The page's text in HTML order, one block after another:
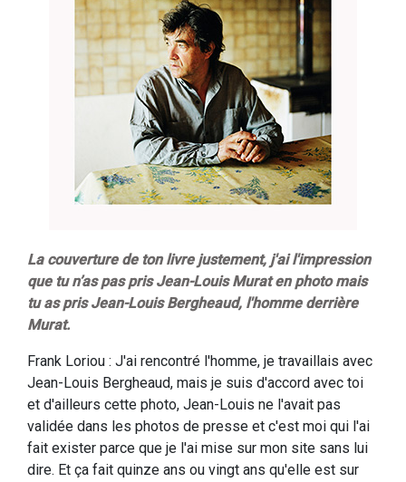
La couverture de ton livre justement, j'ai l'impression
que tu n’as pas pris Jean-Louis Murat en photo mais
tu as pris Jean-Louis Bergheaud, l'homme derrière
Murat.
Frank Loriou : J'ai rencontré l'homme, je travaillais avec
Jean-Louis Bergheaud, mais je suis d'accord avec toi
et d'ailleurs cette photo, Jean-Louis ne l'avait pas
validée dans les photos de presse et c'est moi qui l'ai
fait exister parce que je l'ai mise sur mon site sans lui
dire. Et ça fait quinze ans ou vingt ans qu'elle est sur